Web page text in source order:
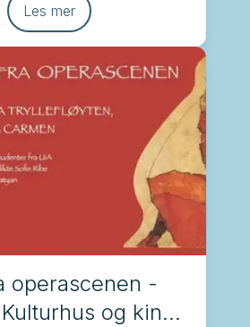
Les mer
operascenen -
og kino,